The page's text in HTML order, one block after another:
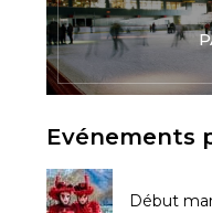
Evénements
Début